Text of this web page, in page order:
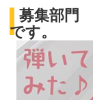
募集部門
です。